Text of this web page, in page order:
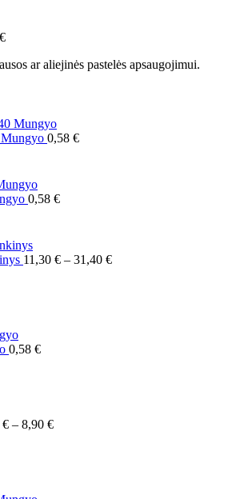
€
ar aliejinės pastelės apsaugojimui.
0,58 €
0,58 €
11,30 € – 31,40 €
0,58 €
€ – 8,90 €